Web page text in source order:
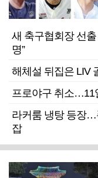
새 축구협회장 선
명”
해체설 뒤집은 LIV
프로야구 취소…11
라커룸 냉탕 등장…
잡